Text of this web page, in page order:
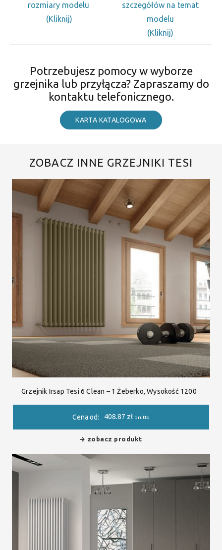
rozmiary modelu
(Kliknij)
szczegółów na temat
modelu
(Kliknij)
Potrzebujesz pomocy w wyborze
grzejnika lub przyłącza? Zapraszamy do
kontaktu telefonicznego.
KARTA KATALOGOWA
ZOBACZ INNE GRZEJNIKI TESI
Grzejnik Irsap Tesi 6 Clean – 1 Żeberko, Wysokość 1200
Cena od: 408.87 zł brutto
zobacz produkt